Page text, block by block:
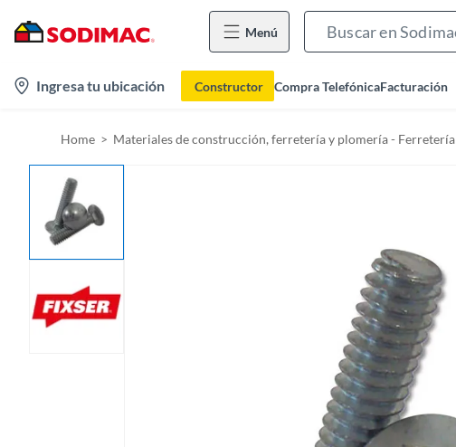
Menú
Ingresa tu ubicación Constructor Compra TelefónicaFacturación
Home Materiales de construcción, ferretería y plomería - Ferretería